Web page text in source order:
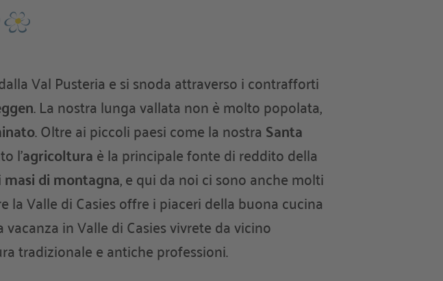
Val Pusteria e si snoda attraverso i contrafforti
. La nostra lunga vallata non è molto popolata,
. Oltre ai piccoli paesi come la nostra Santa
l’agricolturaè la principale fonte di reddito della
masi di montagna, e qui da noi ci sono anche molti
Valle di Casies offre i piaceri della buona cucina
in Valle di Casies vivrete da vicino
tradizionale e antiche professioni.